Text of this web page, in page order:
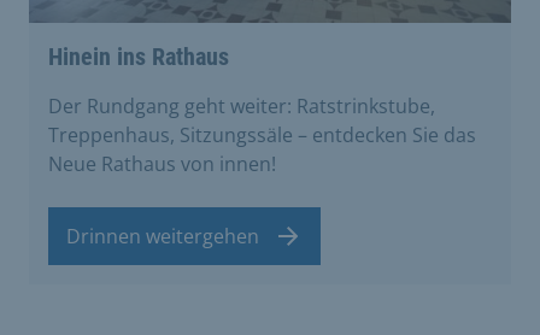
Hinein ins Rathaus
Der Rundgang geht weiter: Ratstrinkstube,
Treppenhaus, Sitzungssäle – entdecken Sie das
Neue Rathaus von innen!
Drinnen weitergehen